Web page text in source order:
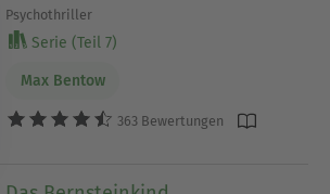
Psychothriller
Serie (Teil 7)
Max Bentow
363 Bewertungen